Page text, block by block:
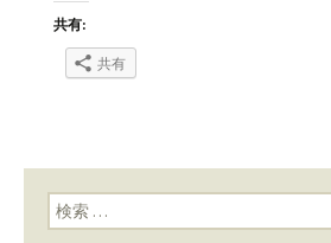
共有:
共有
検索: